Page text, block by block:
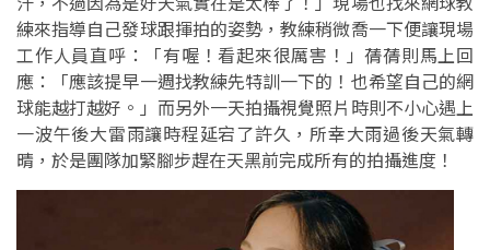
練來指導自己發球跟揮拍的姿勢，教練稍微喬一下便讓現場
工作人員直呼：「有喔！看起來很厲害！」蒨蒨則馬上回
應：「應該提早一週找教練先特訓一下的！也希望自己的網
球能越打越好。」而另外一天拍攝視覺照片時則不小心遇上
一波午後大雷雨讓時程延宕了許久，所幸大雨過後天氣轉
晴，於是團隊加緊腳步趕在天黑前完成所有的拍攝進度！